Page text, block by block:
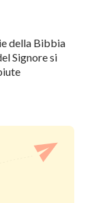
della Bibbia
Signore si